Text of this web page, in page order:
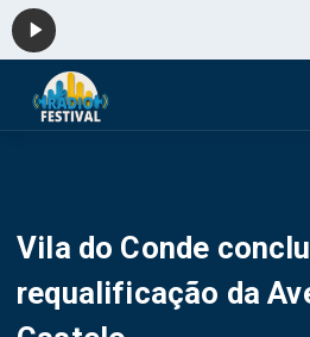
Vila do Conde
requalificação da